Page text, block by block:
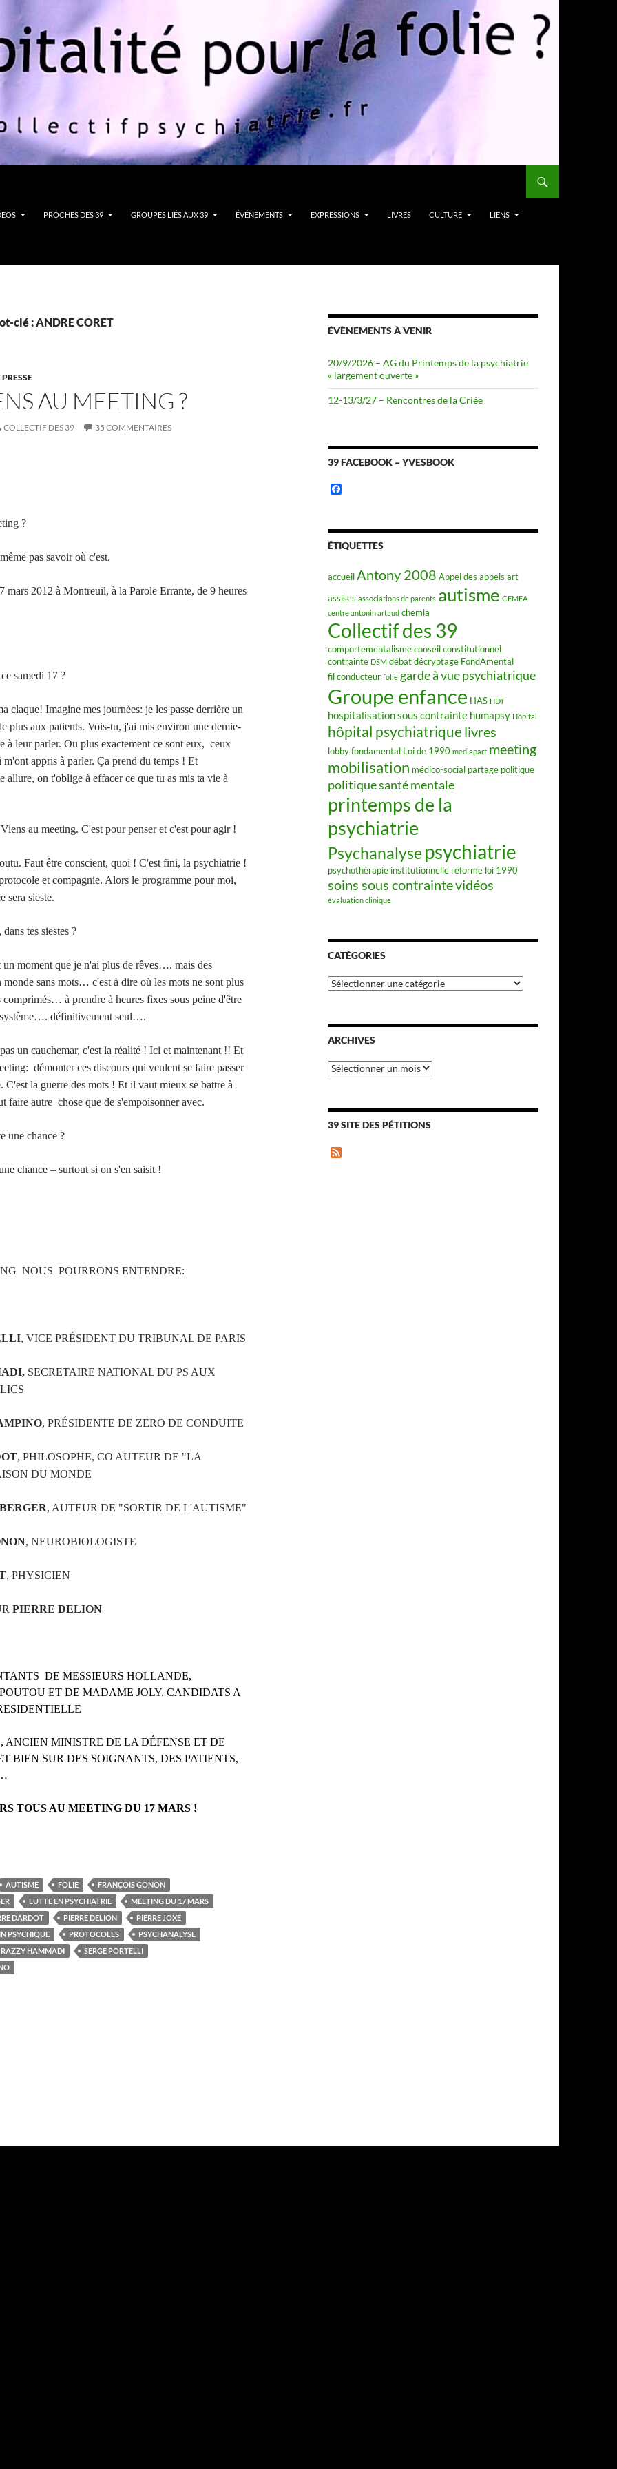
PROCHES DES 39 GROUPES LIÉS AUX 39 ÉVÉNEMENTS EXPRESSIONS LIVRES CULTURE LIENS
clé : ANDRE CORET
AU MEETING ?
COLLECTIF DES 39 35 COMMENTAIRES
?
pas savoir où c'est.
mars 2012 à Montreuil, à la Parole Errante, de 9 heures
samedi 17 ?
claque! Imagine mes journées: je les passe derrière un
plus aux patients. Vois-tu, j'ai mis environ une demie-
à leur parler. Ou plus exactement ce sont eux, ceux
appris à parler. Ça prend du temps ! Et
allure, on t'oblige à effacer ce que tu as mis ta vie à
au meeting. C'est pour penser et c'est pour agir !
Faut être conscient, quoi ! C'est fini, la psychiatrie !
et compagnie. Alors le programme pour moi,
sera sieste.
tes siestes ?
moment que je n'ai plus de rêves…. mais des
sans mots… c'est à dire où les mots ne sont plus
comprimés… à prendre à heures fixes sous peine d'être
définitivement seul….
un cauchemar, c'est la réalité ! Ici et maintenant !! Et
démonter ces discours qui veulent se faire passer
C'est la guerre des mots ! Et il vaut mieux se battre à
faire autre chose que de s'empoisonner avec.
une chance ?
chance – surtout si on s'en saisit !
NOUS POURRONS ENTENDRE:
, VICE PRÉSIDENT DU TRIBUNAL DE PARIS
SECRETAIRE NATIONAL DU PS AUX
, PRÉSIDENTE DE ZERO DE CONDUITE
, PHILOSOPHE, CO AUTEUR DE "LA
DU MONDE
, AUTEUR DE "SORTIR DE L'AUTISME"
, NEUROBIOLOGISTE
, PHYSICIEN
PIERRE DELION
DE MESSIEURS HOLLANDE,
ET DE MADAME JOLY, CANDIDATS A
, ANCIEN MINISTRE DE LA DÉFENSE ET DE
BIEN SUR DES SOIGNANTS, DES PATIENTS,
TOUS AU MEETING DU 17 MARS !
AUTISME FOLIE
FRANÇOIS GONON
LUTTE EN PSYCHIATRIE
MEETING DU 17 MARS
DARDOT PIERRE DELION
PIERRE JOXE
PSYCHIQUE
PROTOCOLES
PSYCHANALYSE
RAZZY HAMMADI
SERGE PORTELLI
ÉVÈNEMENTS À VENIR
20/9/2026 – AG du Printemps de la psychiatrie
« largement ouverte »
12-13/3/27 – Rencontres de la Criée
39 FACEBOOK – YVESBOOK
b
o
ÉTIQUETTES
accueilAntony 2008 Appel des appels art
assises associations de parents autisme CEMEA
centre antonin artaud chemla
Collectif des 39
comportementalismeconseil constitutionnel
contrainte DSM débatdécryptage FondAmental
fil conducteur folie garde à vue psychiatrique
Groupe enfance HAS HDT
hospitalisation sous contrainte humapsy Hôpital
hôpital psychiatriquelivres
lobby fondamental Loi de 1990 mediapart meeting
mobilisation médico-social partage politique
politique santé mentale
printemps de la
psychiatrie
Psychanalyse psychiatrie
psychothérapie institutionnelle réforme loi 1990
soins sous contraintevidéos
évaluation clinique
CATÉGORIES
Catégories
ARCHIVES
Archives
39 SITE DES PÉTITIONS